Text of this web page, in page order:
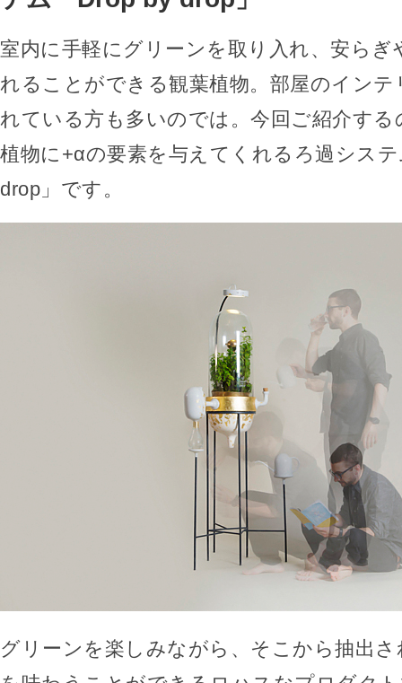
室内に手軽にグリーンを取り入れ、安らぎ
れることができる観葉植物。部屋のイン
れている方も多いのでは。今回ご紹介す
植物に+αの要素を与えてくれるろ過シス
drop」です。
グリーンを楽しみながら、そこから抽出